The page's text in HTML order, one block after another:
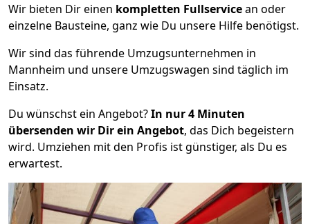
Wir bieten Dir einen kompletten Fullservicean oder
einzelne Bausteine, ganz wie Du unsere Hilfe benötigst.
Wir sind das führende Umzugsunternehmen in
Mannheim und unsere Umzugswagen sind täglich im
Einsatz.
Du wünschst ein Angebot?In nur 4 Minuten
übersenden wir Dir ein Angebot, das Dich begeistern
wird. Umziehen mit den Profis ist günstiger, als Du es
erwartest.